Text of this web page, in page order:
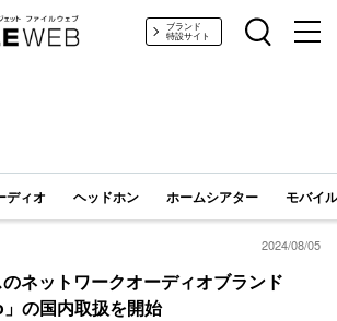
ーディオ/ガジェットブランド
特設サイト
ディオ ヘッドホン ホームシアター モバイ
2024/08/05
ネットワークオーディオブランド
の国内取扱を開始